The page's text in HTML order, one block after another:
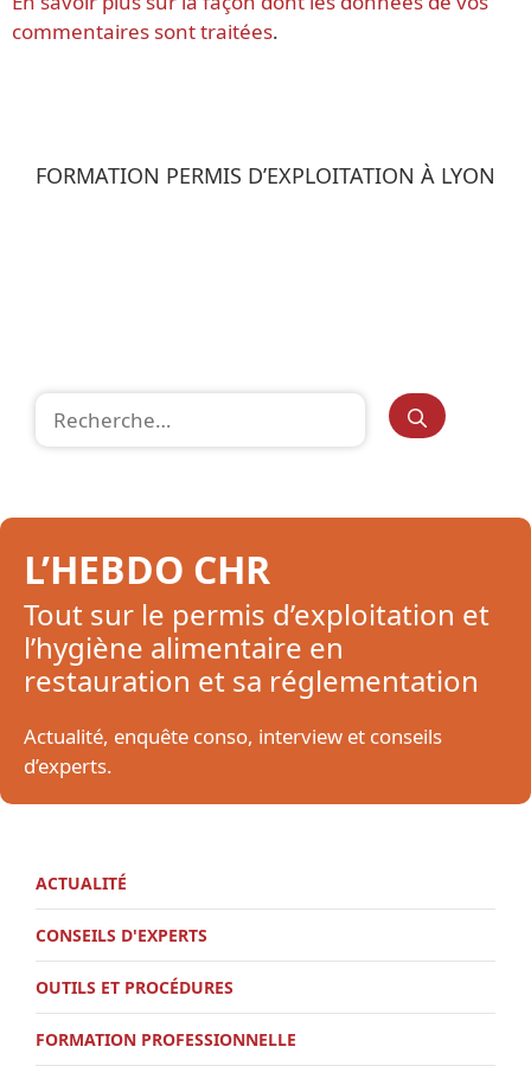
commentaires sont traitées.
FORMATION PERMIS D’EXPLOITATION À LYON
L’HEBDO CHR
Tout sur le permis d’exploitation et
l’hygiène alimentaire en
restauration et sa réglementation
Actualité, enquête conso, interview et conseils
d’experts.
ACTUALITÉ
CONSEILS D'EXPERTS
OUTILS ET PROCÉDURES
FORMATION PROFESSIONNELLE